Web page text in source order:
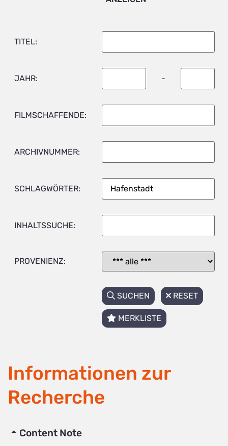
TITEL:
JAHR: -
FILMSCHAFFENDE:
ARCHIVNUMMER:
SCHLAGWÖRTER:
INHALTSSUCHE:
PROVENIENZ:
SUCHEN RESET
MERKLISTE
Informationen zur
Recherche
Content Note